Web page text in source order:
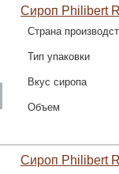
Сироп Philibert
Страна
Тип упаковки
Вкус сиропа
Объем
Сироп Philibert